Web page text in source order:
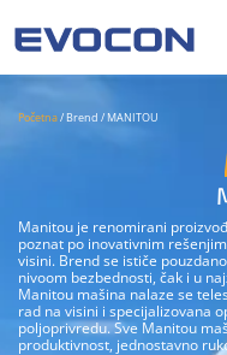
Početna/ Brend / MANITOU
Manitou je renomirani
poznat po inovativnim
visini. Brend se ističe
nivoom bezbednosti, čak i u
Manitou mašina nalaze se
rad na visini i specijalizovana
poljoprivredu. Sve Manitou
produktivnost, jednostavno